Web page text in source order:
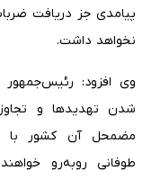
پیامدی جز دریافت
نخواهد داشت.
وی افزود:
شدن تهدیدها و
مضمحل آن کشور با
طوفانی روبه‌رو